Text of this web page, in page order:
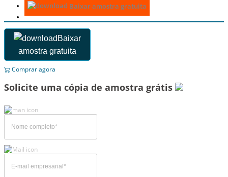
Baixar amostra gratuita
Baixar
amostra gratuita
Comprar agora
Solicite uma cópia de amostra grátis